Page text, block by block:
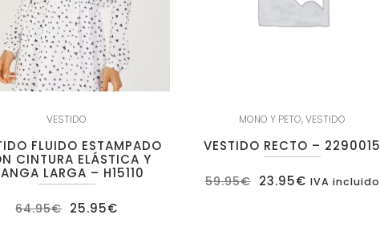
VESTIDO
FLUIDO ESTAMPADO
CINTURA ELÁSTICA Y
LARGA – H15110
64.95€ El
precio
25.95€
MONO Y PETO,VESTIDO
VESTIDO RECTO – 2290015
59.95€ El
precio
23.95€El
precio
IVA incluido